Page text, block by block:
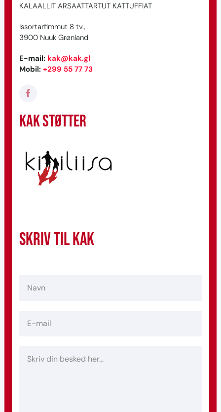
KALAALLIT ARSAATTARTUT KATTUFFIAT
Issortarfimmut 8 tv.,
3900 Nuuk Grønland
E-mail: kak@kak.gl
Mobil: +299 55 77 73
KAK støtter
Skriv til KAK